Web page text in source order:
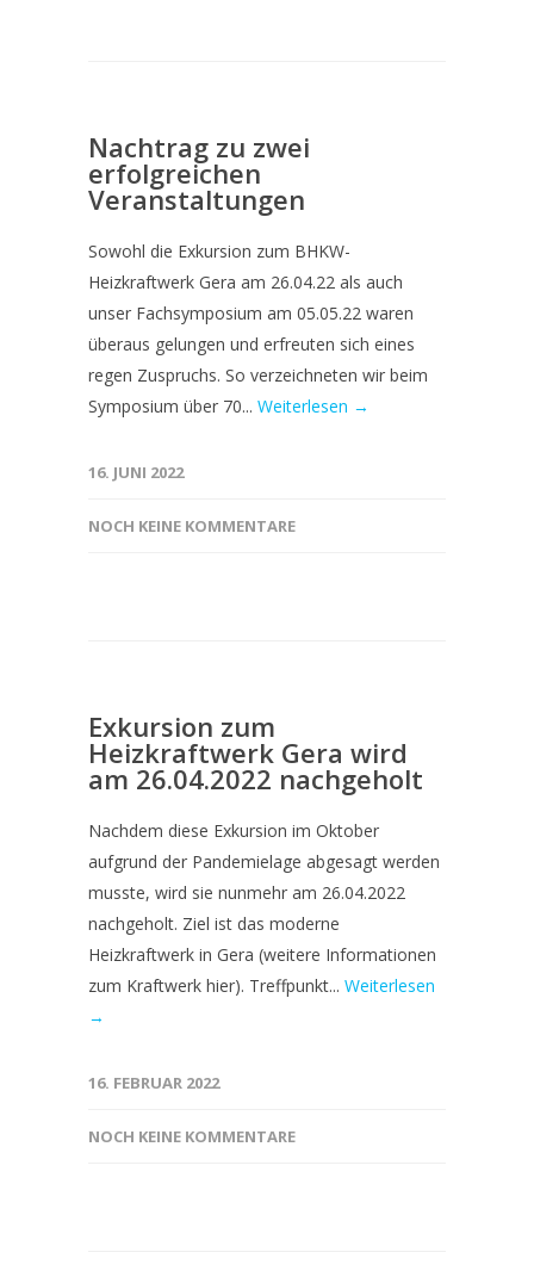
Nachtrag zu zwei
erfolgreichen
Veranstaltungen
Sowohl die Exkursion zum BHKW-
Heizkraftwerk Gera am 26.04.22 als auch
unser Fachsymposium am 05.05.22 waren
überaus gelungen und erfreuten sich eines
regen Zuspruchs. So verzeichneten wir beim
Symposium über 70... Weiterlesen →
16. JUNI 2022
NOCH KEINE KOMMENTARE
Exkursion zum
Heizkraftwerk Gera wird
am 26.04.2022 nachgeholt
Nachdem diese Exkursion im Oktober
aufgrund der Pandemielage abgesagt werden
musste, wird sie nunmehr am 26.04.2022
nachgeholt. Ziel ist das moderne
Heizkraftwerk in Gera (weitere Informationen
zum Kraftwerk hier). Treffpunkt... Weiterlesen
→
16. FEBRUAR 2022
NOCH KEINE KOMMENTARE